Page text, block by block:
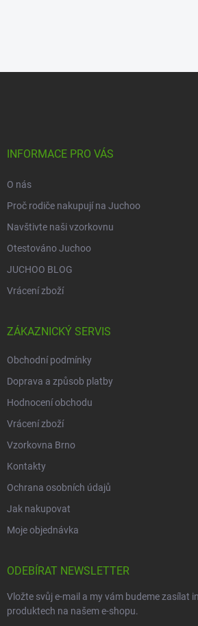
INFORMACE PRO VÁS
O nás
Proč rodiče nakupují na Juchoo
Navštivte naši vzorkovnu
Otestováno Juchoo
JUCHOO BLOG
Vrácení zboží
ZÁKAZNICKÝ SERVIS
Obchodní podmínky
Doprava a způsob platby
Hodnocení obchodu
Vrácení zboží
Vzorkovna Brno
Kontakty
Ochrana osobních údajů
Jak nakupovat
Moje objednávka
ODEBÍRAT NEWSLETTER
Vložte svůj e-mail a my vám budeme zasílat
produktech na našem e-shopu.